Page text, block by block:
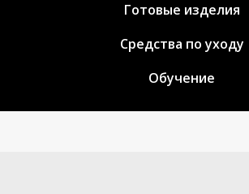
Готовые изделия
Средства по уходу
Обучение